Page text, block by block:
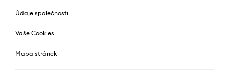
Údaje společnosti
Vaše Cookies
Mapa stránek